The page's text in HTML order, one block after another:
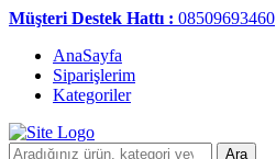
Müşteri Destek Hattı : 08509693460
AnaSayfa
Siparişlerim
Kategoriler
Ara